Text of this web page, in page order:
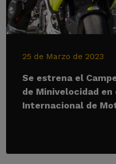
25 de Marzo de 2023
Se estrena el
de Minivelocidad
Internacional de